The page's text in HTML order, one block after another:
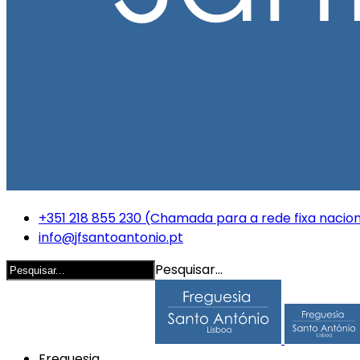
+351 218 855 230 (Chamada para a rede fixa
info@jfsantoantonio.pt
Pesquisar...